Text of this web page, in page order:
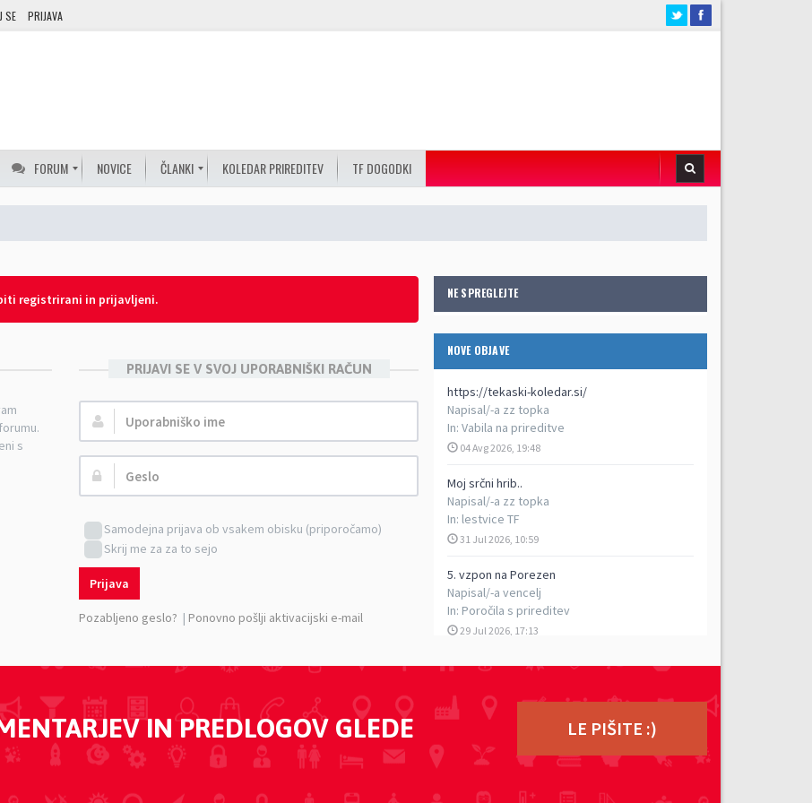
SE PRIJAVA
FORUM NOVICE ČLANKI KOLEDAR PRIREDITEV TF DOGODKI
NE SPREGLEJTE
NOVE OBJAVE
https://tekaski-koledar.si/
Napisal/-a zz topka
In: Vabila na prireditve
04 Avg 2026, 19:48
Moj srčni hrib..
Napisal/-a zz topka
In: lestvice TF
31 Jul 2026, 10:59
5. vzpon na Porezen
Napisal/-a vencelj
In: Poročila s prireditev
29 Jul 2026, 17:13
TEK DVOJK - petkilometrski rekreativni tek v
Napisal/-a
ziga
In:
Vabila na prireditve
Napisal/-a
ziga
registrirani in prijavljeni.
s
PRIJAVI SE V SVOJ UPORABNIŠKI RAČUN
Uporabniško
ime:
Geslo:
Samodejna prijava ob vsakem obisku (priporočamo)
Skrij me za za to sejo
Prijava
Pozabljeno geslo? | Ponovno pošlji aktivacijski e-mail
IN PREDLOGOV GLEDE
LE PIŠITE :)